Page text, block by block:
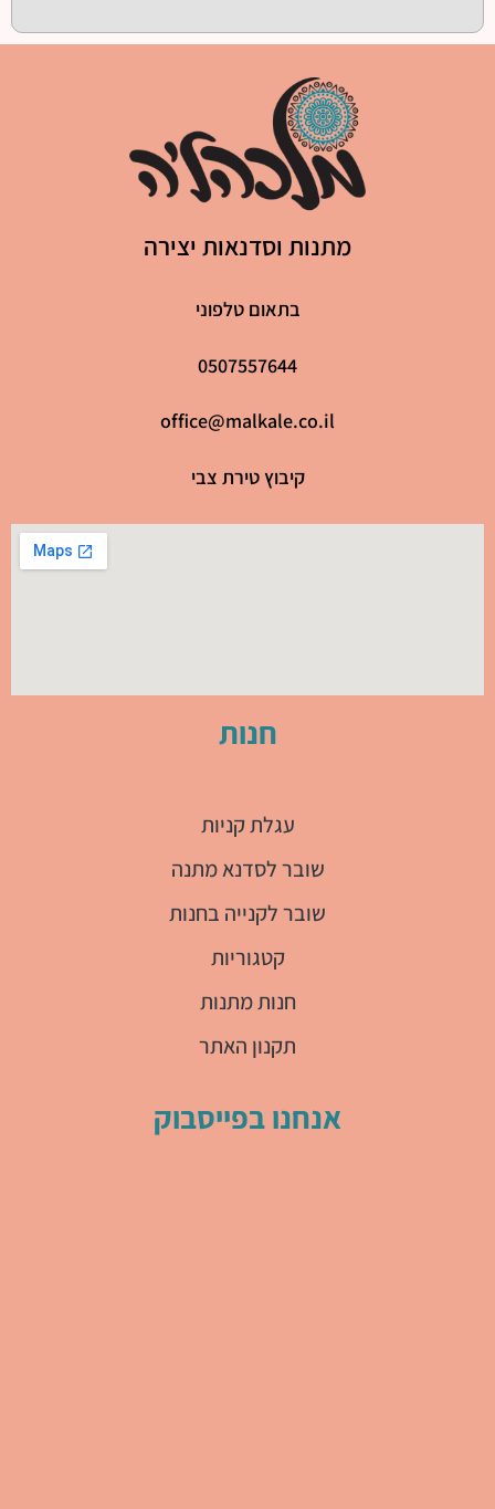
מתנות וסדנאות יצירה
בתאום טלפוני
0507557644
office@malkale.co.il
קיבוץ טירת צבי
חנות
עגלת קניות
שובר לסדנא מתנה
שובר לקנייה בחנות
קטגוריות
חנות מתנות
תקנון האתר
אנחנו בפייסבוק